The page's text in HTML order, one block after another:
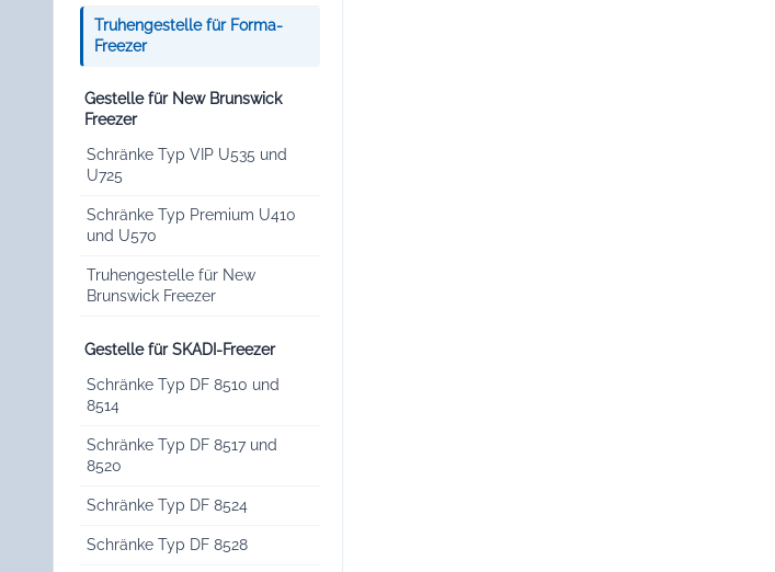
Truhengestelle für Forma-
Freezer
Gestelle für New Brunswick
Freezer
Schränke Typ VIP U535 und
U725
Schränke Typ Premium U410
und U570
Truhengestelle für New
Brunswick Freezer
Gestelle für SKADI-Freezer
Schränke Typ DF 8510 und
8514
Schränke Typ DF 8517 und
8520
Schränke Typ DF 8524
Schränke Typ DF 8528